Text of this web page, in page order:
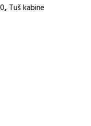
, Tuš kabine